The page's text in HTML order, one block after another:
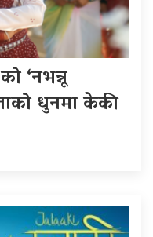
‘नभन्नू
धुनमा केकी